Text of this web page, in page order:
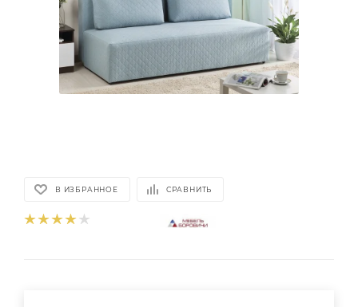
В ИЗБРАННОЕ СРАВНИТЬ